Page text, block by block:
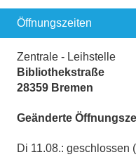
Öffnungszeiten
Zentrale - Leihstelle
Bibliothekstraße
28359 Bremen
Geänderte
Di 11.08.: geschlossen